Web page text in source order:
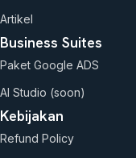
Artikel
Business Suites
Paket Google ADS
AI Studio (soon)
Kebijakan
Refund Policy